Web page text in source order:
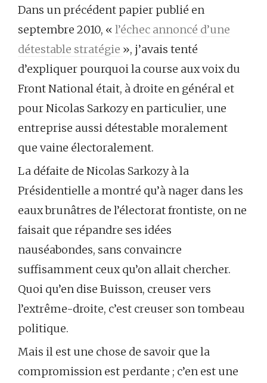
Dans un précédent papier publié en
septembre 2010, « l’échec annoncé d’une
détestable stratégie », j’avais tenté
d’expliquer pourquoi la course aux voix du
Front National était, à droite en général et
pour Nicolas Sarkozy en particulier, une
entreprise aussi détestable moralement
que vaine électoralement.
La défaite de Nicolas Sarkozy à la
Présidentielle a montré qu’à nager dans les
eaux brunâtres de l’électorat frontiste, on ne
faisait que répandre ses idées
nauséabondes, sans convaincre
suffisamment ceux qu’on allait chercher.
Quoi qu’en dise Buisson, creuser vers
l’extrême-droite, c’est creuser son tombeau
politique.
Mais il est une chose de savoir que la
compromission est perdante ; c’en est une